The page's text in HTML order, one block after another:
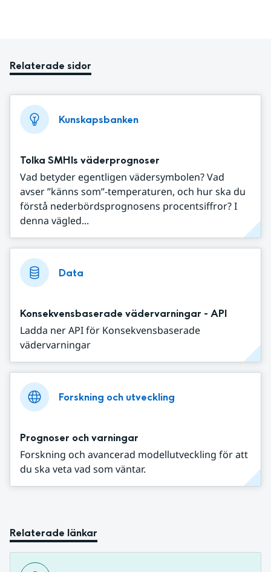
Relaterade sidor
Kunskapsbanken
Tolka SMHIs väderprognoser
Vad betyder egentligen vädersymbolen? Vad
avser ”känns som”-temperaturen, och hur ska du
förstå nederbördsprognosens procentsiffror? I
denna vägled...
Data
Konsekvensbaserade vädervarningar - API
Ladda ner API för Konsekvensbaserade
vädervarningar
Forskning och utveckling
Prognoser och varningar
Forskning och avancerad modellutveckling för att
du ska veta vad som väntar.
Relaterade länkar